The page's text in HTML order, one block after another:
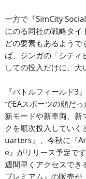
一方で『SimCity
にのる同社の戦略タイ
どの要素もあるようで
ば、ジンガの「シテ
しての投入だけに、大
『バトルフィールド3
でEAスポーツの顔だ
新モードや新車両、新
クを順次投入してい
uarters』、今秋に『
e』がリリース予定で
週間早くアクセスでき
プレミアム』の販売